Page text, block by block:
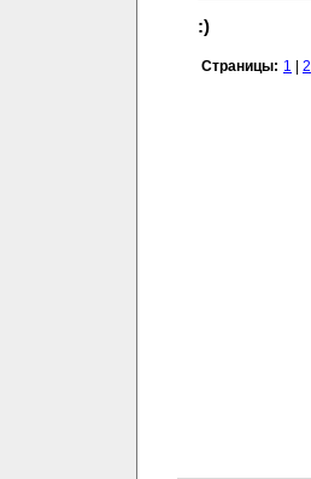
:)
Страницы: 1 2